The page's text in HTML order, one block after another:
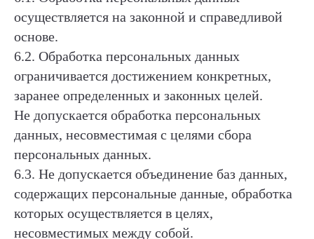
осуществляется на законной и справедливой
основе.
6.2. Обработка персональных данных
ограничивается достижением конкретных,
заранее определенных и законных целей.
Не допускается обработка персональных
данных, несовместимая с целями сбора
персональных данных.
6.3. Не допускается объединение баз данных,
содержащих персональные данные, обработка
которых осуществляется в целях,
несовместимых между собой.